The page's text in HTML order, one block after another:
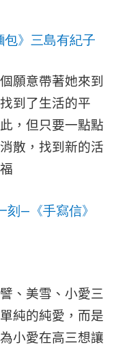
包》三島有紀子
願意帶著她來到
到了生活的平
，但只要一點點
散，找到新的活
刻 — 《手寫信》
、美雪、小愛三
純的純愛，而是
小愛在高三想讓